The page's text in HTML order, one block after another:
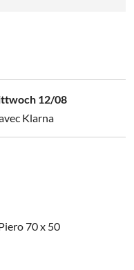
12/08
Klarna
70 x 50